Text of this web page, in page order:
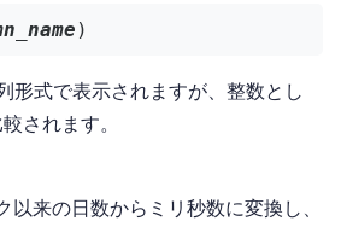
)
形式で表示されますが、整数とし
されます。
以来の日数からミリ秒数に変換し、